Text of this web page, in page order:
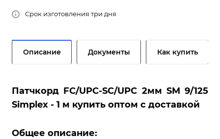
Срок изготовления три дня
Описание Документы Как купить
Патчкорд FC/UPC-SC/UPC 2мм SM 9/125
Simplex - 1 м купить оптом с доставкой
Общее описание: